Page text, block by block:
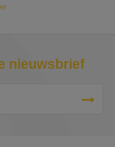
nieuwsbrief